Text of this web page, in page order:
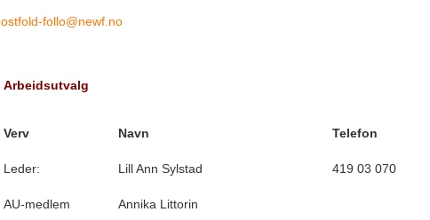
ostfold-follo@newf.no
Arbeidsutvalg
Verv Navn Telefon
Leder: Lill Ann Sylstad 419 03 070
AU-medlem Annika Littorin